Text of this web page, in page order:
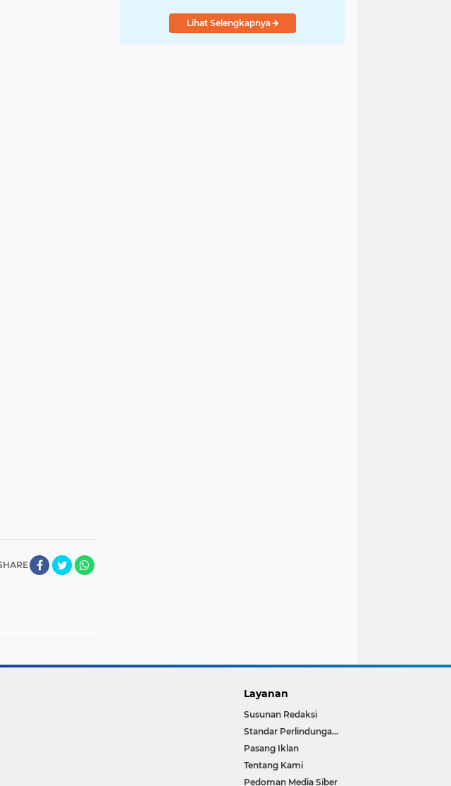
atas kesalahpahaman
yang berkembang di
Lihat Selengkapnya
Layanan
Susunan Redaksi
Standar Perlindungan Wartawan
Pasang Iklan
Tentang Kami
Pedoman Media Siber